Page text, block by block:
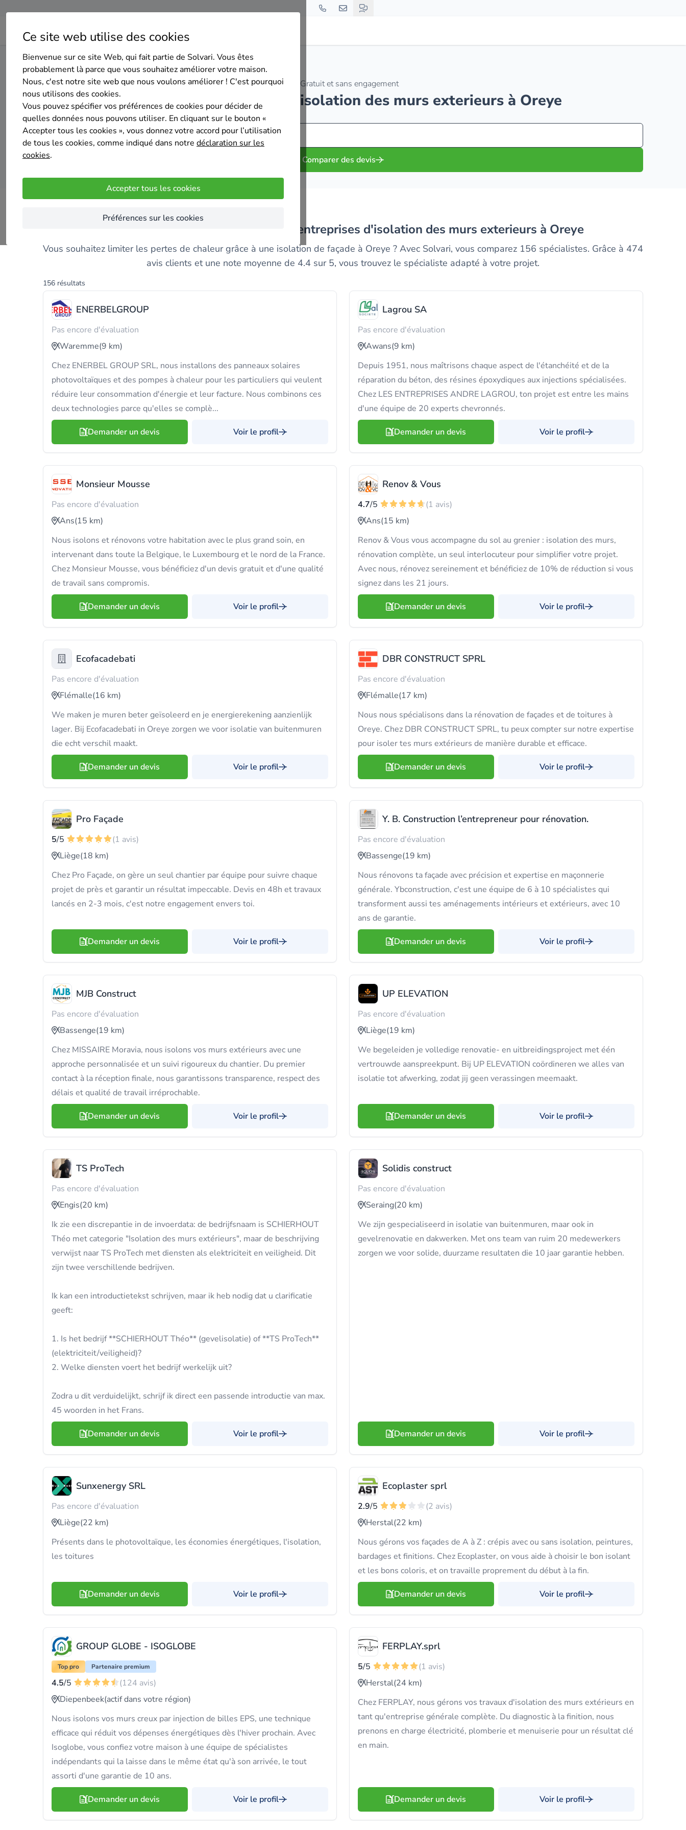
Ce site web utilise des cookies
Bienvenue sur ce site Web, qui fait partie de Solvari. Vous êtes
probablement là parce que vous souhaitez améliorer votre maison.
Nous, c'est notre site web que nous voulons améliorer ! C'est pourquoi
nous utilisons des cookies.
Vous pouvez spécifier vos préférences de cookies pour décider de
quelles données nous pouvons utiliser. En cliquant sur le bouton «
Accepter tous les cookies », vous donnez votre accord pour l’utilisation
de tous les cookies, comme indiqué dans notre déclaration sur les
cookies.
Accepter tous les cookies
Préférences sur les cookies
Home Isolation des murs extérieurs Liège Oreye
Gratuit et sans engagement
Top 20 des entreprises d'isolation des murs exterieurs à Oreye
Comparer des devis
Trouvez et comparez les meilleurs entreprises d'isolation des murs exterieurs à Oreye
Vous souhaitez limiter les pertes de chaleur grâce à une isolation de façade à Oreye ? Avec Solvari, vous comparez 156 spécialistes. Grâce à 474
avis clients et une note moyenne de 4.4 sur 5, vous trouvez le spécialiste adapté à votre projet.
156 résultats
ENERBELGROUP
Pas encore d'évaluation
Waremme(9 km)
Chez ENERBEL GROUP SRL, nous installons des panneaux solaires
photovoltaïques et des pompes à chaleur pour les particuliers qui veulent
réduire leur consommation d'énergie et leur facture. Nous combinons ces
deux technologies parce qu'elles se complè...
Demander un devis Voir le profil
Lagrou SA
Pas encore d'évaluation
Awans(9 km)
Depuis 1951, nous maîtrisons chaque aspect de l'étanchéité et de la
réparation du béton, des résines époxydiques aux injections spécialisées.
Chez LES ENTREPRISES ANDRE LAGROU, ton projet est entre les mains
d'une équipe de 20 experts chevronnés.
Demander un devis Voir le profil
Monsieur Mousse
Pas encore d'évaluation
Ans(15 km)
Nous isolons et rénovons votre habitation avec le plus grand soin, en
intervenant dans toute la Belgique, le Luxembourg et le nord de la France.
Chez Monsieur Mousse, vous bénéficiez d'un devis gratuit et d'une qualité
de travail sans compromis.
Demander un devis Voir le profil
Renov & Vous
4.7/5
(1 avis)
Ans(15 km)
Renov & Vous vous accompagne du sol au grenier : isolation des murs,
rénovation complète, un seul interlocuteur pour simplifier votre projet.
Avec nous, rénovez sereinement et bénéficiez de 10% de réduction si vous
signez dans les 21 jours.
Demander un devis Voir le profil
Ecofacadebati
Pas encore d'évaluation
Flémalle(16 km)
We maken je muren beter geïsoleerd en je energierekening aanzienlijk
lager. Bij Ecofacadebati in Oreye zorgen we voor isolatie van buitenmuren
die echt verschil maakt.
Demander un devis Voir le profil
DBR CONSTRUCT SPRL
Pas encore d'évaluation
Flémalle(17 km)
Nous nous spécialisons dans la rénovation de façades et de toitures à
Oreye. Chez DBR CONSTRUCT SPRL, tu peux compter sur notre expertise
pour isoler tes murs extérieurs de manière durable et efficace.
Demander un devis Voir le profil
Pro Façade
5/5
(1 avis)
Liège(18 km)
Chez Pro Façade, on gère un seul chantier par équipe pour suivre chaque
projet de près et garantir un résultat impeccable. Devis en 48h et travaux
lancés en 2-3 mois, c'est notre engagement envers toi.
Demander un devis Voir le profil
Y. B. Construction l’entrepreneur pour rénovation.
Pas encore d'évaluation
Bassenge(19 km)
Nous rénovons ta façade avec précision et expertise en maçonnerie
générale. Ybconstruction, c'est une équipe de 6 à 10 spécialistes qui
transforment aussi tes aménagements intérieurs et extérieurs, avec 10
ans de garantie.
Demander un devis Voir le profil
MJB Construct
Pas encore d'évaluation
Bassenge(19 km)
Chez MISSAIRE Moravia, nous isolons vos murs extérieurs avec une
approche personnalisée et un suivi rigoureux du chantier. Du premier
contact à la réception finale, nous garantissons transparence, respect des
délais et qualité de travail irréprochable.
Demander un devis Voir le profil
UP ELEVATION
Pas encore d'évaluation
Liège(19 km)
We begeleiden je volledige renovatie- en uitbreidingsproject met één
vertrouwde aanspreekpunt. Bij UP ELEVATION coördineren we alles van
isolatie tot afwerking, zodat jij geen verassingen meemaakt.
Demander un devis Voir le profil
TS ProTech
Pas encore d'évaluation
Engis(20 km)
Ik zie een discrepantie in de invoerdata: de bedrijfsnaam is SCHIERHOUT
Théo met categorie "Isolation des murs extérieurs", maar de beschrijving
verwijst naar TS ProTech met diensten als elektriciteit en veiligheid. Dit
zijn twee verschillende bedrijven.
Ik kan een introductietekst schrijven, maar ik heb nodig dat u clarificatie
geeft:
1. Is het bedrijf **SCHIERHOUT Théo** (gevelisolatie) of **TS ProTech**
(elektriciteit/veiligheid)?
2. Welke diensten voert het bedrijf werkelijk uit?
Zodra u dit verduidelijkt, schrijf ik direct een passende introductie van max.
45 woorden in het Frans.
Demander un devis Voir le profil
Solidis construct
Pas encore d'évaluation
Seraing(20 km)
We zijn gespecialiseerd in isolatie van buitenmuren, maar ook in
gevelrenovatie en dakwerken. Met ons team van ruim 20 medewerkers
zorgen we voor solide, duurzame resultaten die 10 jaar garantie hebben.
Demander un devis Voir le profil
Sunxenergy SRL
Pas encore d'évaluation
Liège(22 km)
Présents dans le photovoltaïque, les économies énergétiques, l'isolation,
les toitures
Demander un devis Voir le profil
Ecoplaster sprl
2.9/5
(2 avis)
Herstal(22 km)
Nous gérons vos façades de A à Z : crépis avec ou sans isolation, peintures,
bardages et finitions. Chez Ecoplaster, on vous aide à choisir le bon isolant
et les bons coloris, et on travaille proprement du début à la fin.
Demander un devis Voir le profil
GROUP GLOBE - ISOGLOBE
Top pro Partenaire premium
4.5/5
(124 avis)
Diepenbeek(actif dans votre région)
Nous isolons vos murs creux par injection de billes EPS, une technique
efficace qui réduit vos dépenses énergétiques dès l'hiver prochain. Avec
Isoglobe, vous confiez votre maison à une équipe de spécialistes
indépendants qui la laisse dans le même état qu'à son arrivée, le tout
assorti d'une garantie de 10 ans.
Demander un devis Voir le profil
FERPLAY.sprl
5/5
(1 avis)
Herstal(24 km)
Chez FERPLAY, nous gérons vos travaux d'isolation des murs extérieurs en
tant qu'entreprise générale complète. Du diagnostic à la finition, nous
prenons en charge électricité, plomberie et menuiserie pour un résultat clé
en main.
Demander un devis Voir le profil